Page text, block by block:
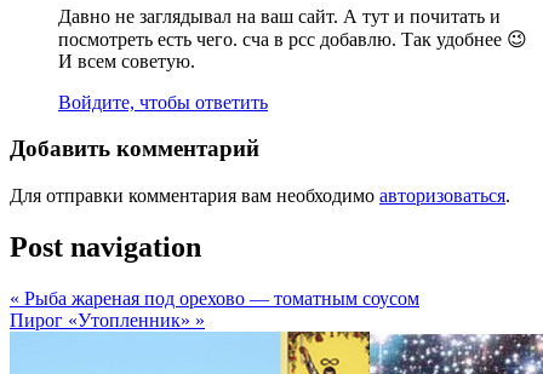
Давно не заглядывал на ваш сайт. А тут и почитать и
посмотреть есть чего. сча в рсс добавлю. Так удобнее 😉
И всем советую.
Войдите, чтобы ответить
Добавить комментарий
Для отправки комментария вам необходимо авторизоваться.
Post navigation
« Рыба жареная под орехово — томатным соусом
Пирог «Утопленник» »